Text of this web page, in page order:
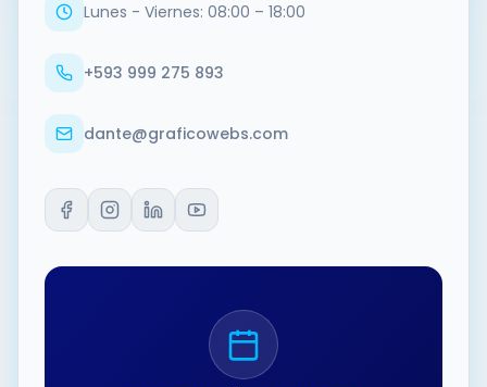
Lunes - Viernes: 08:00 – 18:00
+593 999 275 893
dante@graficowebs.com